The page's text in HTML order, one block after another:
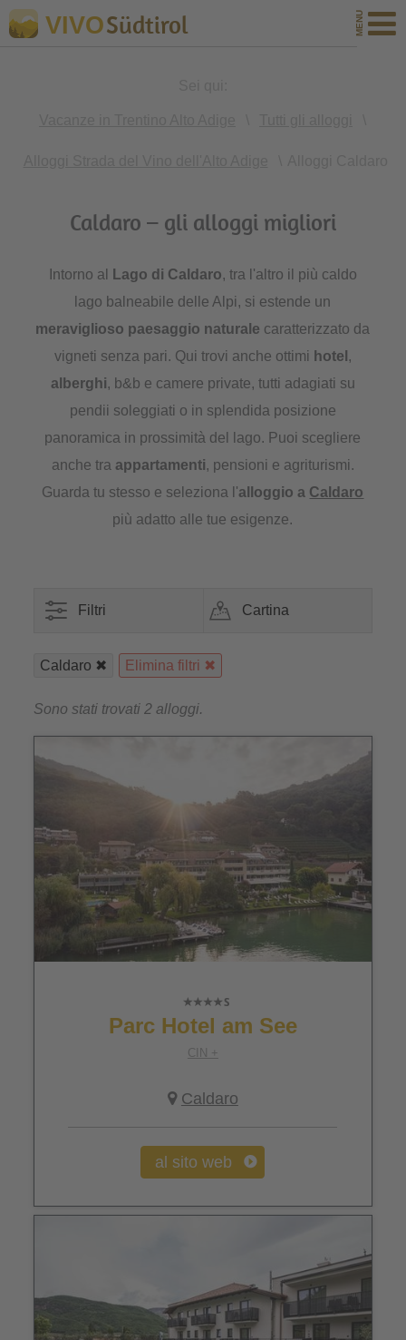
VIVOSüdtirol
Caldaro – gli alloggi migliori
Intorno al Lago di Caldaro, tra l'altro il più caldo
lago balneabile delle Alpi, si estende un
meraviglioso paesaggio naturale caratterizzato da
vigneti senza pari. Qui trovi anche ottimi hotel ,
alberghi, b&b e camere private, tutti adagiati su
pendii soleggiati o in splendida posizione
panoramica in prossimità del lago. Puoi scegliere
anche tra appartamenti, pensioni e agriturismi.
Guarda tu stesso e seleziona l'alloggio a Caldaro
più adatto alle tue esigenze.
Filtri Cartina
Caldaro Elimina filtri
Sono stati trovati 2 alloggi.
Parc Hotel am See
CIN +
Caldaro
al sito web